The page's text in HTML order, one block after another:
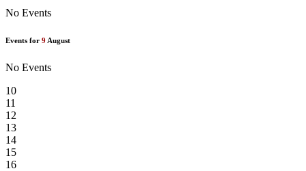
No Events
Events for 9 August
No Events
10
11
12
13
14
15
16